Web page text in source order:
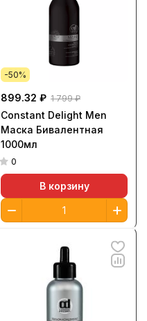
-50%
899.32 ₽ 1 799 ₽
Constant Delight Men
Маска Бивалентная
1000мл
0
В корзину